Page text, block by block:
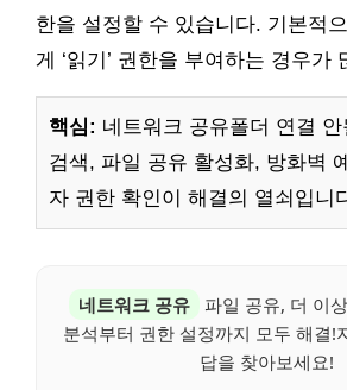
한을 설정할 수 있습니다. 기본적으
게 ‘읽기’ 권한을 부여하는 경우가
핵심: 네트워크 공유폴더 연결
검색, 파일 공유 활성화, 방화벽
자 권한 확인이 해결의 열쇠입니
네트워크 공유
파일 공유, 더 이
분석부터 권한 설정까지 모두 해결!
답을 찾아보세요!